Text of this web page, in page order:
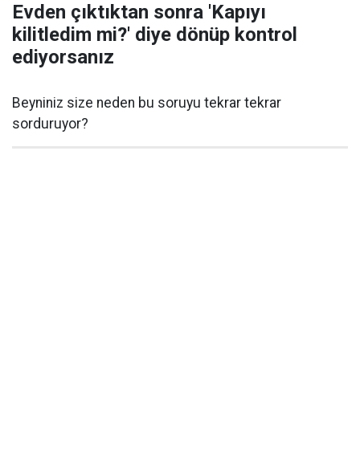
Evden çıktıktan sonra 'Kapıyı
kilitledim mi?' diye dönüp kontrol
ediyorsanız
Beyniniz size neden bu soruyu tekrar tekrar
sorduruyor?